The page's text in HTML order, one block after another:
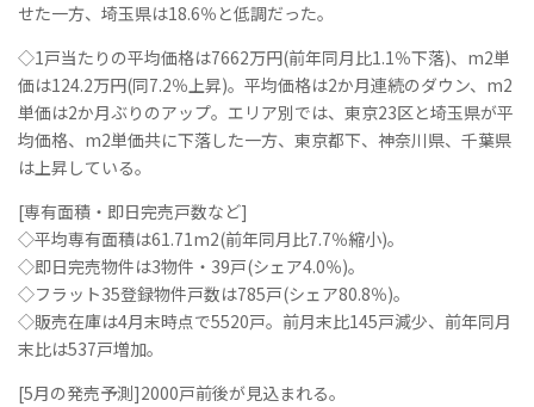
せた一方、埼玉県は18.6％と低調だった。
◇1戸当たりの平均価格は7662万円(前年同月比1.1％下落)、m2単
価は124.2万円(同7.2％上昇)。平均価格は2か月連続のダウン、m2
単価は2か月ぶりのアップ。エリア別では、東京23区と埼玉県が平
均価格、m2単価共に下落した一方、東京都下、神奈川県、千葉県
は上昇している。
[専有面積・即日完売戸数など]
◇平均専有面積は61.71m2(前年同月比7.7％縮小)。
◇即日完売物件は3物件・39戸(シェア4.0％)。
◇フラット35登録物件戸数は785戸(シェア80.8％)。
◇販売在庫は4月末時点で5520戸。前月末比145戸減少、前年同月
末比は537戸増加。
[5月の発売予測]2000戸前後が見込まれる。